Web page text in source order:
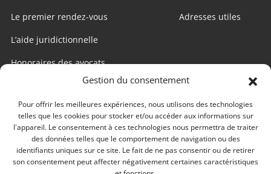
Gestion du consentement
Pour offrir les meilleures expériences, nous utilisons des technologies
telles que les cookies pour stocker et/ou accéder aux informations sur
l'appareil. Le consentement à ces technologies nous permettra de traiter
des données telles que le comportement de navigation ou des
identifiants uniques sur ce site. Le fait de ne pas consentir ou de retirer
son consentement peut affecter négativement certaines caractéristiques
Le premier rendez-vous
L’aide juridictionnelle
Honoraires des avocats
Adresses utiles
Edago
Conseil national des barreaux
Conférences des bâtonniers